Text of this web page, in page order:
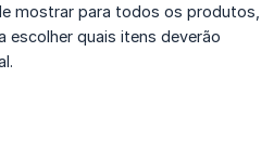
mostrar para todos os produtos,
escolher quais itens deverão